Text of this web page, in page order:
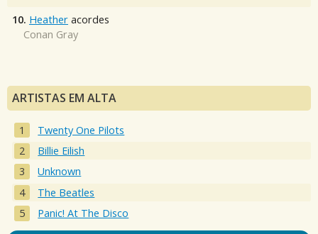
10. Heather acordes
Conan Gray
ARTISTAS EM ALTA
Twenty One Pilots
Billie Eilish
Unknown
The Beatles
Panic! At The Disco